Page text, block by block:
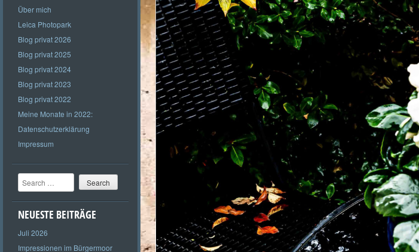
Über mich
Leica Photopark
Blog privat 2026
Blog privat 2025
Blog privat 2024
Blog privat 2023
Blog privat 2022
Meine Monate in 2022:
Datenschutzerklärung
Impressum
Search
NEUESTE BEITRÄGE
Juli 2026
Impressionen im Bürgermoor